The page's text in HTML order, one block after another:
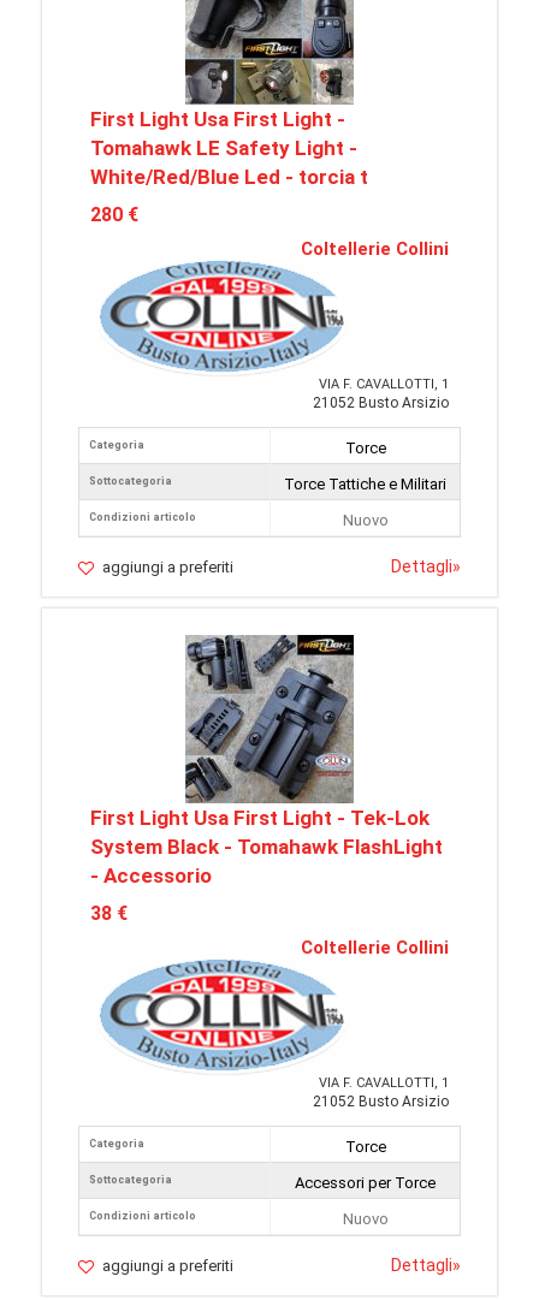
First Light Usa First Light -
Tomahawk LE Safety Light -
White/Red/Blue Led - torcia t
280 €
Coltellerie Collini
VIA F. CAVALLOTTI, 1
21052 Busto Arsizio
Categoria
Sottocategoria
Condizioni articolo
Torce
Torce Tattiche e Militari
Nuovo
aggiungi a preferiti Dettagli»
First Light Usa First Light - Tek-Lok
System Black - Tomahawk FlashLight
- Accessorio
38 €
Coltellerie Collini
VIA F. CAVALLOTTI, 1
21052 Busto Arsizio
Categoria
Sottocategoria
Condizioni articolo
Torce
Accessori per Torce
Nuovo
aggiungi a preferiti Dettagli»